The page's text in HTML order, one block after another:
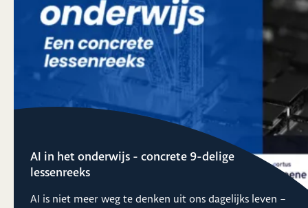
AI in het onderwijs - concrete 9-delige
lessenreeks
AI is niet meer weg te denken uit ons dagelijks leven –